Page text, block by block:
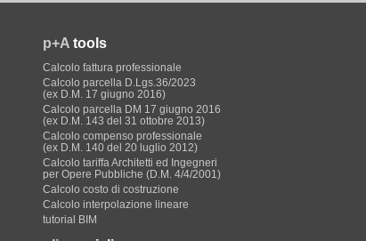
p+A tools
Calcolo fattura professionale
Calcolo parcella D.Lgs.36/2023
(ex D.M. 17 giugno 2016)
Calcolo parcella DM 17 giugno 2016
(ex D.M. 143 del 31 ottobre 2013)
Calcolo compenso professionale
(ex D.M. 140 del 20 luglio 2012)
Calcolo tariffa Architetti ed Ingegneri
per Opere Pubbliche (D.M. 4/4/2001)
Calcolo costo di costruzione
Calcolo interpolazione lineare
tutorial BIM